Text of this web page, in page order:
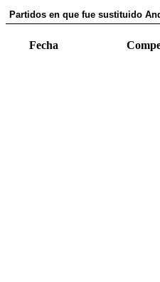
Partidos en que fue sustituido
Fecha